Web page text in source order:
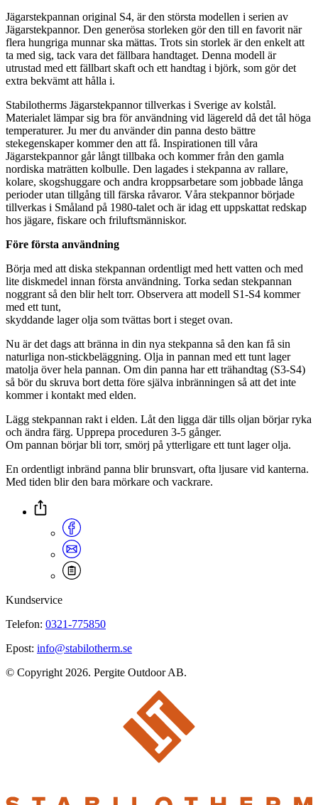
Jägarstekpannan original S4, är den största modellen i serien av
Jägarstekpannor. Den generösa storleken gör den till en favorit när
flera hungriga munnar ska mättas. Trots sin storlek är den enkelt att
ta med sig, tack vara det fällbara handtaget. Denna modell är
utrustad med ett fällbart skaft och ett handtag i björk, som gör det
extra bekvämt att hålla i.
Stabilotherms Jägarstekpannor tillverkas i Sverige av kolstål.
Materialet lämpar sig bra för användning vid lägereld då det tål höga
temperaturer. Ju mer du använder din panna desto bättre
stekegenskaper kommer den att få. Inspirationen till våra
Jägarstekpannor går långt tillbaka och kommer från den gamla
nordiska maträtten kolbulle. Den lagades i stekpanna av rallare,
kolare, skogshuggare och andra kroppsarbetare som jobbade långa
perioder utan tillgång till färska råvaror. Våra stekpannor började
tillverkas i Småland på 1980-talet och är idag ett uppskattat redskap
hos jägare, fiskare och friluftsmänniskor.
Före första användning
Börja med att diska stekpannan ordentligt med hett vatten och med
lite diskmedel innan första användning. Torka sedan stekpannan
noggrant så den blir helt torr. Observera att modell S1-S4 kommer
med ett tunt,
skyddande lager olja som tvättas bort i steget ovan.
Nu är det dags att bränna in din nya stekpanna så den kan få sin
naturliga non-stickbeläggning. Olja in pannan med ett tunt lager
matolja över hela pannan. Om din panna har ett trähandtag (S3-S4)
så bör du skruva bort detta före själva inbränningen så att det inte
kommer i kontakt med elden.
Lägg stekpannan rakt i elden. Låt den ligga där tills oljan börjar ryka
och ändra färg. Upprepa proceduren 3-5 gånger.
Om pannan börjar bli torr, smörj på ytterligare ett tunt lager olja.
En ordentligt inbränd panna blir brunsvart, ofta ljusare vid kanterna.
Med tiden blir den bara mörkare och vackrare.
Kundservice
Telefon: 0321-775850
Epost: info@stabilotherm.se
© Copyright 2026. Pergite Outdoor AB.